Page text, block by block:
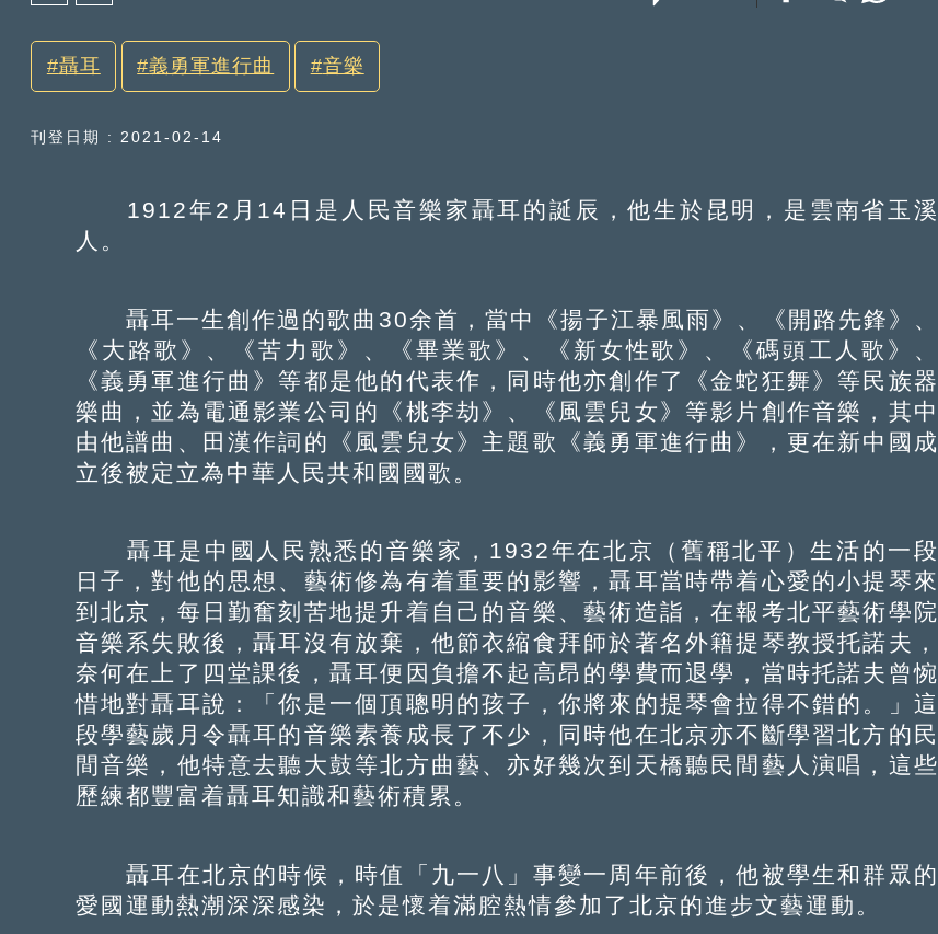
聶耳 義勇軍進行曲 音樂
刊登日期 : 2021-02-14
1912年2月14日是人民音樂家聶耳的誕辰，他生於昆明，是雲南省玉溪
人。
聶耳一生創作過的歌曲30余首，當中《揚子江暴風雨》、《開路先鋒》、
《大路歌》、《苦力歌》、《畢業歌》、《新女性歌》、《碼頭工人歌》、
《義勇軍進行曲》等都是他的代表作，同時他亦創作了《金蛇狂舞》等民族器
樂曲，並為電通影業公司的《桃李劫》、《風雲兒女》等影片創作音樂，其中
由他譜曲、田漢作詞的《風雲兒女》主題歌《義勇軍進行曲》，更在新中國成
立後被定立為中華人民共和國國歌。
聶耳是中國人民熟悉的音樂家，1932年在北京（舊稱北平）生活的一段
日子，對他的思想、藝術修為有着重要的影響，聶耳當時帶着心愛的小提琴來
到北京，每日勤奮刻苦地提升着自己的音樂、藝術造詣，在報考北平藝術學院
音樂系失敗後，聶耳沒有放棄，他節衣縮食拜師於著名外籍提琴教授托諾夫，
奈何在上了四堂課後，聶耳便因負擔不起高昂的學費而退學，當時托諾夫曾惋
惜地對聶耳說：「你是一個頂聰明的孩子，你將來的提琴會拉得不錯的。」這
段學藝歲月令聶耳的音樂素養成長了不少，同時他在北京亦不斷學習北方的民
間音樂，他特意去聽大鼓等北方曲藝、亦好幾次到天橋聽民間藝人演唱，這些
歷練都豐富着聶耳知識和藝術積累。
聶耳在北京的時候，時值「九一八」事變一周年前後，他被學生和群眾的
愛國運動熱潮深深感染，於是懷着滿腔熱情參加了北京的進步文藝運動。